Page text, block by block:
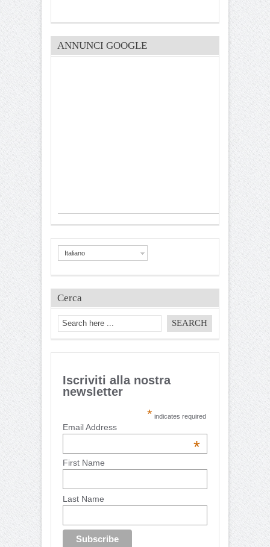
ANNUNCI GOOGLE
Italiano
Cerca
Iscriviti alla nostra
newsletter
* indicates required
Email Address
*
First Name
Last Name